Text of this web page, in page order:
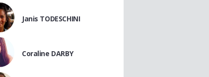
Janis TODESCHINI
Coraline DARBY